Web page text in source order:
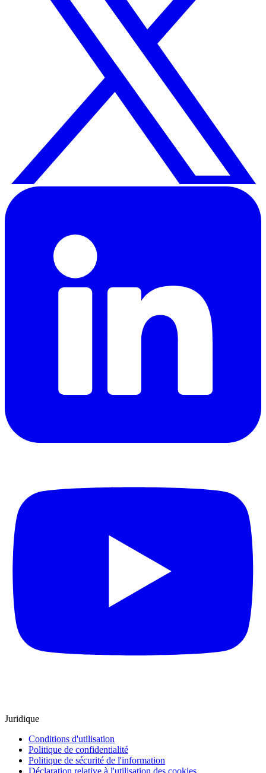
Juridique
Conditions d'utilisation
Politique de confidentialité
Politique de sécurité de l'information